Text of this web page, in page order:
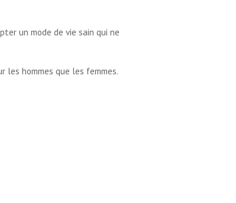
un mode de vie sain qui ne
les hommes que les femmes.